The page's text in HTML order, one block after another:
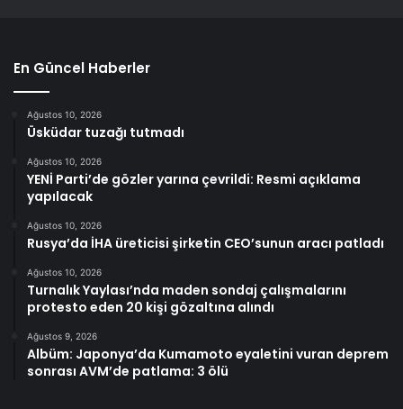
En Güncel Haberler
Ağustos 10, 2026
Üsküdar tuzağı tutmadı
Ağustos 10, 2026
YENİ Parti’de gözler yarına çevrildi: Resmi açıklama
yapılacak
Ağustos 10, 2026
Rusya’da İHA üreticisi şirketin CEO’sunun aracı patladı
Ağustos 10, 2026
Turnalık Yaylası’nda maden sondaj çalışmalarını
protesto eden 20 kişi gözaltına alındı
Ağustos 9, 2026
Albüm: Japonya’da Kumamoto eyaletini vuran deprem
sonrası AVM’de patlama: 3 ölü